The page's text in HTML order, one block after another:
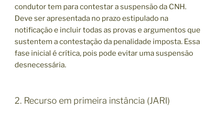
condutor tem para contestar a suspensão da CNH.
Deve ser apresentada no prazo estipulado na
notificação e incluir todas as provas e argumentos que
sustentem a contestação da penalidade imposta. Essa
fase inicial é crítica, pois pode evitar uma suspensão
desnecessária.
2. Recurso em primeira instância (JARI)